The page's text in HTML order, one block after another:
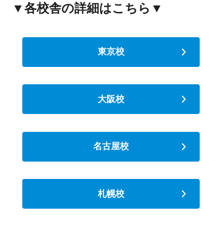
▼各校舎の詳細はこちら▼
東京校
大阪校
名古屋校
札幌校